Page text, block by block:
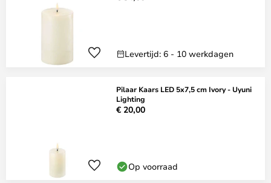
Levertijd: 6 - 10 werkdagen
Pilaar Kaars LED 5x7,5 cm Ivory - Uyuni
Lighting
€ 20,00
Op voorraad